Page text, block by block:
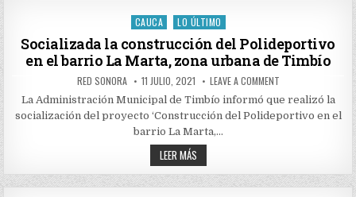
EN
DEL
CAMPEONATO
INTER
HINCHAS
EN
TIMBÍO
CAUCA
Posted
CAUCA LO ÚLTIMO
Socializada la construcción del Polideportivo
en el barrio La Marta, zona urbana de Timbío
AUTHOR:
RED SONORA PUBLISHED
DATE:
11 JULIO, 2021 LEAVE A COMMENTON
LA
CONSTRUCCIÓN
DEL
MARTA,
ZONA
La Administración Municipal de Timbío informó que realizó la
socialización del proyecto ‘Construcción del Polideportivo en el
barrio La Marta,…
LEER MÁSSOCIALIZADA
LA
CONSTRUCCIÓN
DEL